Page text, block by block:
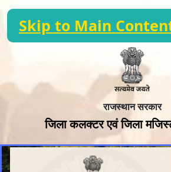
Skip to Main
राजस्थान सरकार
जिला कलक्टर एवं जिला